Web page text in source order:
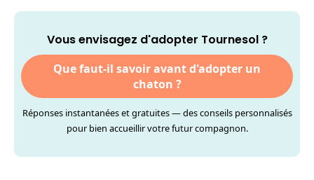
Vous envisagez d'adopter Tournesol ?
Que faut-il savoir avant d'adopter un
chaton ?
Réponses instantanées et gratuites — des conseils personnalisés
pour bien accueillir votre futur compagnon.